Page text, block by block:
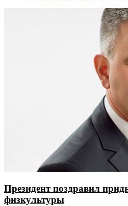
Президент поздравил
физкультуры